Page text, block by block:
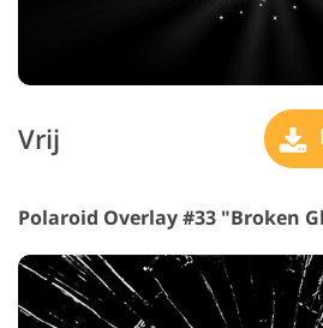
Vrij
Polaroid Overlay #33 "Broken